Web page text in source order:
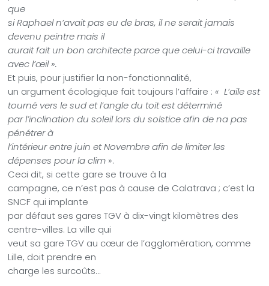
que
si Raphael n’avait pas eu de bras, il ne serait jamais
devenu peintre mais il
aurait fait un bon architecte parce que celui-ci travaille
avec l’œil ».
Et puis, pour justifier la non-fonctionnalité,
un argument écologique fait toujours l’affaire :« L’aile est
tourné vers le sud et l’angle du toit est déterminé
par l’inclination du soleil lors du solstice afin de na pas
pénétrer à
l’intérieur entre juin et Novembre afin de limiter les
dépenses pour la clim ».
Ceci dit, si cette gare se trouve à la
campagne, ce n’est pas à cause de Calatrava ; c’est la
SNCF qui implante
par défaut ses gares TGV à dix-vingt kilomètres des
centre-villes. La ville qui
veut sa gare TGV au cœur de l’agglomération, comme
Lille, doit prendre en
charge les surcoûts…